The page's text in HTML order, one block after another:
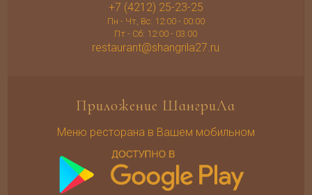
+7 (4212) 25-23-25
Пн - Чт, Вс: 12:00 - 00:00
Пт - Сб: 12:00 - 03:00
restaurant@shangrila27.ru
Приложение ШангриЛа
Меню ресторана в Вашем мобильном